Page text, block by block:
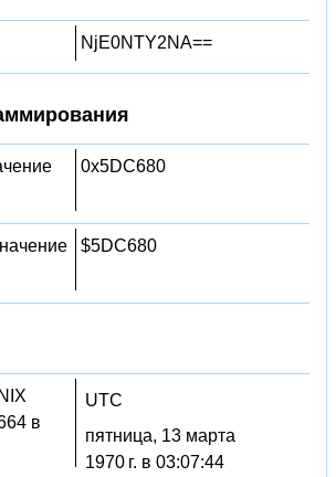
NjE0NTY2NA==
0x5DC680
$5DC680
в
UTC
пятница, 13 марта
1970 г. в 03:07:44